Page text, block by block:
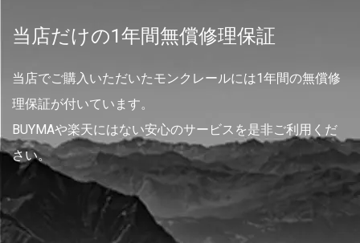
当店だけの1年間無償修理保証
当店でご購入いただいたモンクレールには1年間の無償修
理保証が付いています。
BUYMAや楽天にはない安心のサービスを是非ご利用くだ
さい。